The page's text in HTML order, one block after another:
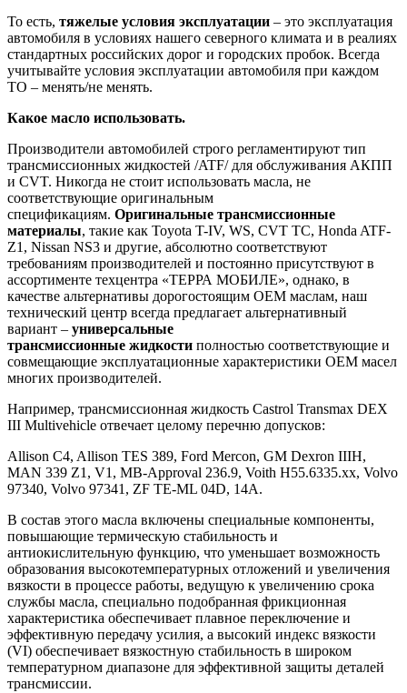
То есть, тяжелые условия эксплуатации – это эксплуатация
автомобиля в условиях нашего северного климата и в реалиях
стандартных российских дорог и городских пробок. Всегда
учитывайте условия эксплуатации автомобиля при каждом
ТО – менять/не менять.
Какое масло использовать.
Производители автомобилей строго регламентируют тип
трансмиссионных жидкостей /ATF/ для обслуживания АКПП
и CVT. Никогда не стоит использовать масла, не
соответствующие оригинальным
спецификациям. Оригинальные трансмиссионные
материалы, такие как Toyota T-IV, WS, CVT TC, Honda ATF-
Z1, Nissan NS3 и другие, абсолютно соответствуют
требованиям производителей и постоянно присутствуют в
ассортименте техцентра «ТЕРРА МОБИЛЕ», однако, в
качестве альтернативы дорогостоящим ОЕМ маслам, наш
технический центр всегда предлагает альтернативный
вариант – универсальные
трансмиссионные жидкости полностью соответствующие и
совмещающие эксплуатационные характеристики ОЕМ масел
многих производителей.
Например, трансмиссионная жидкость Castrol Transmax DEX
III Multivehicle отвечает целому перечню допусков:
Allison C4, Allison TES 389, Ford Mercon, GM Dexron IIIH,
MAN 339 Z1, V1, MB-Approval 236.9, Voith H55.6335.xx, Volvo
97340, Volvo 97341, ZF TE-ML 04D, 14A.
В состав этого масла включены специальные компоненты,
повышающие термическую стабильность и
антиокислительную функцию, что уменьшает возможность
образования высокотемпературных отложений и увеличения
вязкости в процессе работы, ведущую к увеличению срока
службы масла, специально подобранная фрикционная
характеристика обеспечивает плавное переключение и
эффективную передачу усилия, а высокий индекс вязкости
(VI) обеспечивает вязкостную стабильность в широком
температурном диапазоне для эффективной защиты деталей
трансмиссии.